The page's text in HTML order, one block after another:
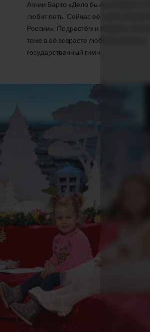
Агнии Барто «Дело было в январе». А
любит петь. Сейчас её самое
России». Подрастём и поедем в
тоже в её возрасте любила напевать
государственный гимн.